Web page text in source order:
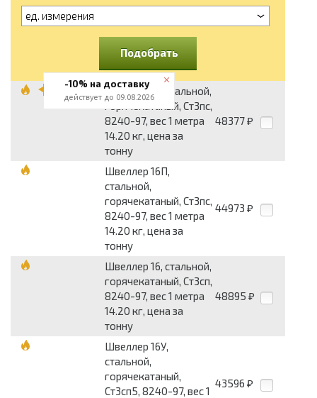
ед. измерения
Подобрать
Швеллер 16, стальной,
горячекатаный, Ст3пс,
8240-97, вес 1 метра
14.20 кг, цена за
тонну
48377 ₽
Швеллер 16П,
стальной,
горячекатаный, Ст3пс,
8240-97, вес 1 метра
14.20 кг, цена за
тонну
44973 ₽
Швеллер 16, стальной,
горячекатаный, Ст3сп,
8240-97, вес 1 метра
14.20 кг, цена за
тонну
48895 ₽
Швеллер 16У,
стальной,
горячекатаный,
Ст3сп5, 8240-97, вес 1
43596 ₽
-10% на доставку
действует до 09.08.2026